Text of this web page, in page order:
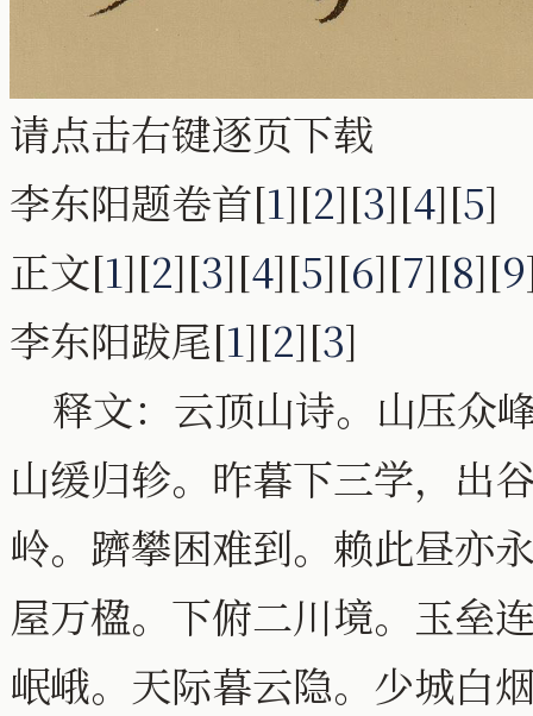
请点击右键逐页下载
李东阳题卷首[1][2][3][4][5]
正文[1][2][3][4][5][6][7][8][9
李东阳跋尾[1][2][3]
释文：云顶山诗。山压众
山缓归轸。昨暮下三学，出
岭。躋攀困难到。赖此昼亦
屋万楹。下俯二川境。玉垒
岷峨。天际暮云隐。少城白